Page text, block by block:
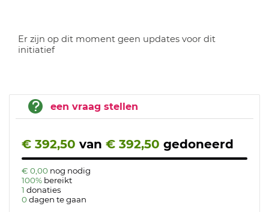
Er zijn op dit moment geen updates voor dit
initiatief
een vraag stellen
€ 392,50 van € 392,50 gedoneerd
€ 0,00 nog nodig
100% bereikt
1 donaties
0 dagen te gaan